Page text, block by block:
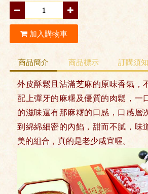
加入購物車
商品簡介 商品標示 訂購須知
外皮酥鬆且沾滿芝麻的原味香氣，
配上彈牙的麻糬及優質的肉鬆，一
的滋味還有那麻糬的口感，口感層
到綿綿細密的內餡，甜而不膩，味
美的組合，真的是老少咸宜喔。